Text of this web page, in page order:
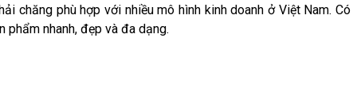
chăng phù hợp với nhiều mô hình kinh doanh ở Việt Nam.
phẩm nhanh, đẹp và đa dạng.